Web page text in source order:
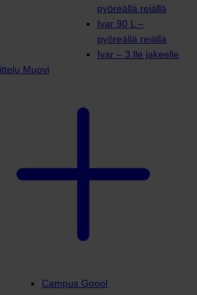
pyöreällä reiällä
Ivar 90 L –
pyöreällä reiällä
Ivar – 3:lle jakeelle
Muovi
Campus Goool